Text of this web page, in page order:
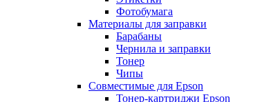
Фотобумага
Материалы для заправки
Барабаны
Чернила и заправки
Тонер
Чипы
Совместимые для Epson
Тонер-картриджи Epson